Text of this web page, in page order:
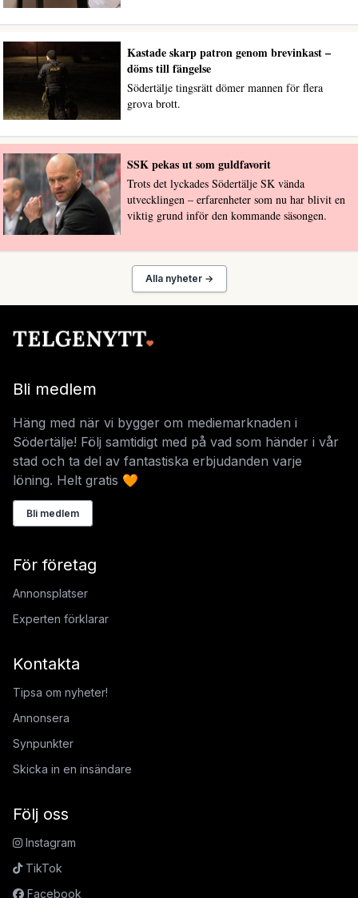
Kastade skarp patron genom brevinkast –
döms till fängelse
Södertälje tingsrätt dömer mannen för flera
grova brott.
SSK pekas ut som guldfavorit
Trots det lyckades Södertälje SK vända
utvecklingen – erfarenheter som nu har blivit en
viktig grund inför den kommande säsongen.
Alla nyheter →
Bli medlem
Häng med när vi bygger om mediemarknaden i
Södertälje! Följ samtidigt med på vad som händer i vår
stad och ta del av fantastiska erbjudanden varje
löning. Helt gratis 🧡
Bli medlem
För företag
Annonsplatser
Experten förklarar
Kontakta
Tipsa om nyheter!
Annonsera
Synpunkter
Skicka in en insändare
Följ oss
Instagram
TikTok
Facebook